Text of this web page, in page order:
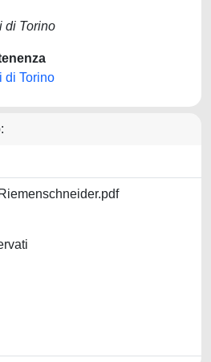
di Torino
di Torino